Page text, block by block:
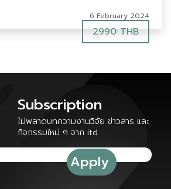
6 February 2024
2990 THB
Subscription
ไม่พลาดบทความงานวิจัย ข่าวสาร และ
กิจกรรมใหม่ ๆ จาก itd